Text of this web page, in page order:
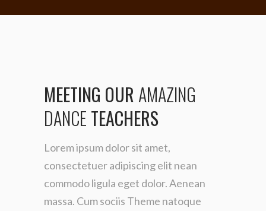
MEETING OUR AMAZING
DANCE TEACHERS
Lorem ipsum dolor sit amet,
consectetuer adipiscing elit nean
commodo ligula eget dolor. Aenean
massa. Cumsociis Theme natoque